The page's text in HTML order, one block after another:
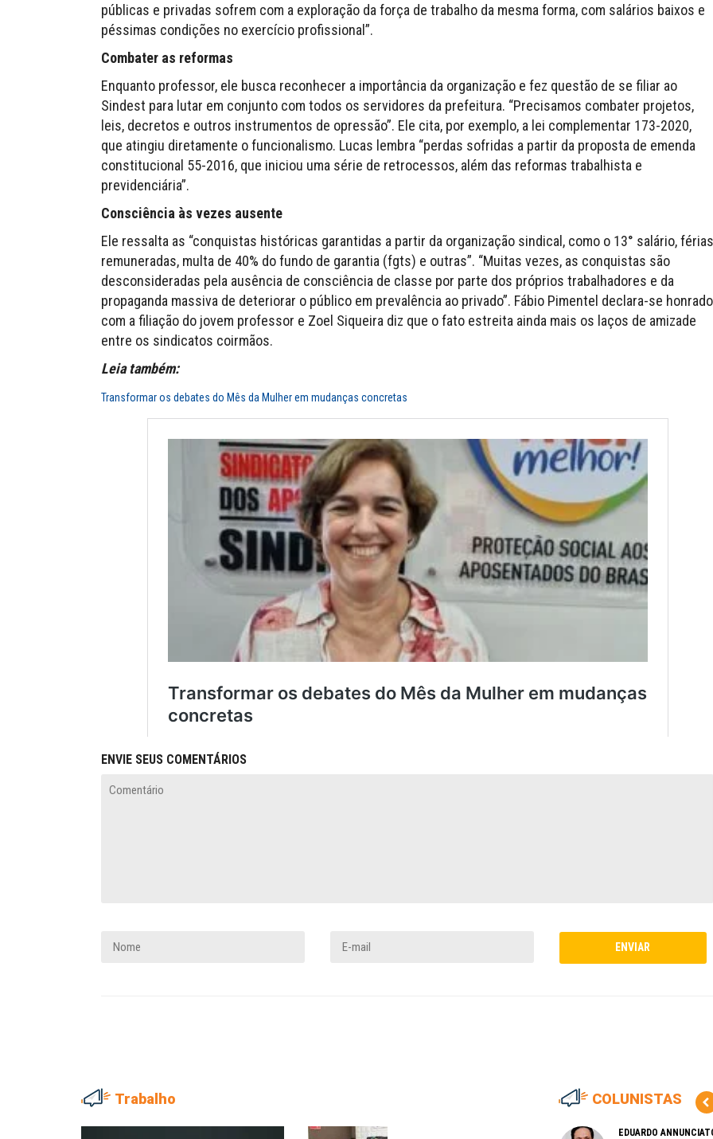
públicas e privadas sofrem com a exploração da força de trabalho da mesma forma, com salários baixos e
péssimas condições no exercício profissional”.
Combater as reformas
Enquanto professor, ele busca reconhecer a importância da organização e fez questão de se filiar ao
Sindest para lutar em conjunto com todos os servidores da prefeitura. “Precisamos combater projetos,
leis, decretos e outros instrumentos de opressão”. Ele cita, por exemplo, a lei complementar 173-2020,
que atingiu diretamente o funcionalismo. Lucas lembra “perdas sofridas a partir da proposta de emenda
constitucional 55-2016, que iniciou uma série de retrocessos, além das reformas trabalhista e
previdenciária”.
Consciência às vezes ausente
Ele ressalta as “conquistas históricas garantidas a partir da organização sindical, como o 13° salário, férias
remuneradas, multa de 40% do fundo de garantia (fgts) e outras”. “Muitas vezes, as conquistas são
desconsideradas pela ausência de consciência de classe por parte dos próprios trabalhadores e da
propaganda massiva de deteriorar o público em prevalência ao privado”. Fábio Pimentel declara-se honrado
com a filiação do jovem professor e Zoel Siqueira diz que o fato estreita ainda mais os laços de amizade
entre os sindicatos coirmãos.
Leia também:
Transformar os debates do Mês da Mulher em mudanças concretas
ENVIE SEUS COMENTÁRIOS
Trabalho COLUNISTAS
MARIA AUXILIADORA EDUARDO